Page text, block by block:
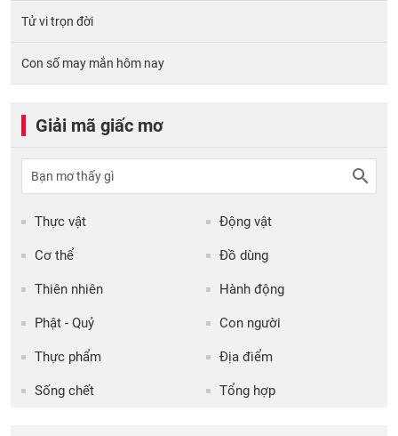
Tử vi trọn đời
Con số may mắn hôm nay
Giải mã giấc mơ
Thực vật Động vật
Cơ thể Đồ dùng
Thiên nhiên Hành động
Phật - Quỷ Con người
Thực phẩm Địa điểm
Sống chết Tổng hợp